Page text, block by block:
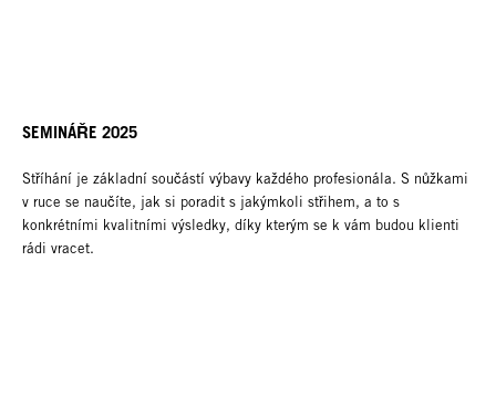
SEMINÁŘE 2025
Stříhání je základní součástí výbavy každého profesionála. S nůžkami
v ruce se naučíte, jak si poradit s jakýmkoli střihem, a to s
konkrétními kvalitními výsledky, díky kterým se k vám budou klienti
rádi vracet.